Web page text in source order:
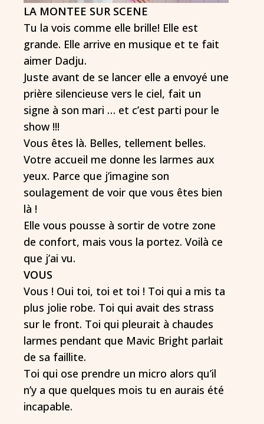
LA MONTEE SUR SCENE
Tu la vois comme elle brille! Elle est
grande. Elle arrive en musique et te fait
aimer Dadju.
Juste avant de se lancer elle a envoyé une
prière silencieuse vers le ciel, fait un
signe à son mari … et c’est parti pour le
show !!!
Vous êtes là. Belles, tellement belles.
Votre accueil me donne les larmes aux
yeux. Parce que j’imagine son
soulagement de voir que vous êtes bien
là !
Elle vous pousse à sortir de votre zone
de confort, mais vous la portez. Voilà ce
que j’ai vu.
VOUS
Vous ! Oui toi, toi et toi ! Toi qui a mis ta
plus jolie robe. Toi qui avait des strass
sur le front. Toi qui pleurait à chaudes
larmes pendant que Mavic Bright parlait
de sa faillite.
Toi qui ose prendre un micro alors qu’il
n’y a que quelques mois tu en aurais été
incapable.